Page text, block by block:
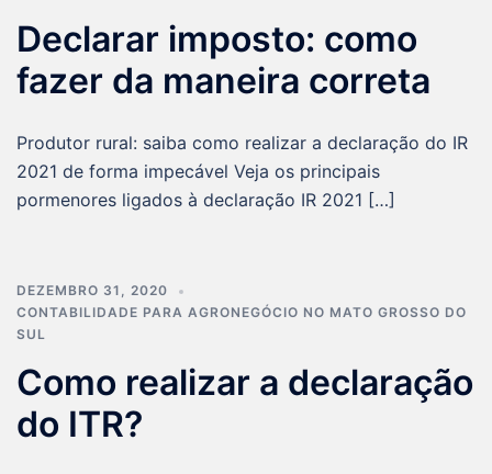
Declarar imposto: como
fazer da maneira correta
Produtor rural: saiba como realizar a declaração do IR
2021 de forma impecável Veja os principais
pormenores ligados à declaração IR 2021 […]
DEZEMBRO 31, 2020
CONTABILIDADE PARA AGRONEGÓCIO NO MATO GROSSO DO
SUL
Como realizar a declaração
do ITR?